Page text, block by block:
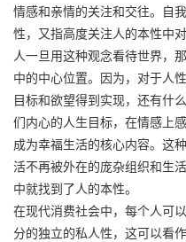
情感和亲情的关注和交往。自
性，又指高度关注人的本性中
人一旦用这种观念看待世界，
中的中心位置。因为，对于人
目标和欲望得到实现，还有什
们内心的人生目标，在情感上
成为幸福生活的核心内容。这
活不再被外在的庞杂组织和生
中就找到了人的本性。
在现代消费社会中，每个人可
分的独立的私人性，这可以看